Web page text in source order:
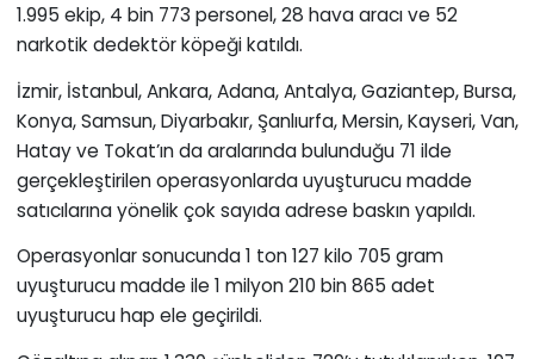
1.995 ekip, 4 bin 773 personel, 28 hava aracı ve 52
narkotik dedektör köpeği katıldı.
İzmir, İstanbul, Ankara, Adana, Antalya, Gaziantep, Bursa,
Konya, Samsun, Diyarbakır, Şanlıurfa, Mersin, Kayseri, Van,
Hatay ve Tokat’ın da aralarında bulunduğu 71 ilde
gerçekleştirilen operasyonlarda uyuşturucu madde
satıcılarına yönelik çok sayıda adrese baskın yapıldı.
Operasyonlar sonucunda 1 ton 127 kilo 705 gram
uyuşturucu madde ile 1 milyon 210 bin 865 adet
uyuşturucu hap ele geçirildi.